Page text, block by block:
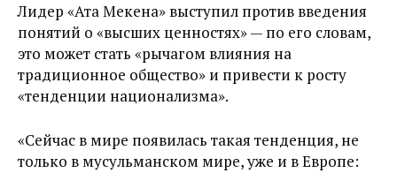
Лидер «Ата Мекена» выступил против введения
понятий о «высших ценностях» — по его словам,
это может стать «рычагом влияния на
традиционное общество» и привести к росту
«тенденции национализма».
«Сейчас в мире появилась такая тенденция, не
только в мусульманском мире, уже и в Европе: